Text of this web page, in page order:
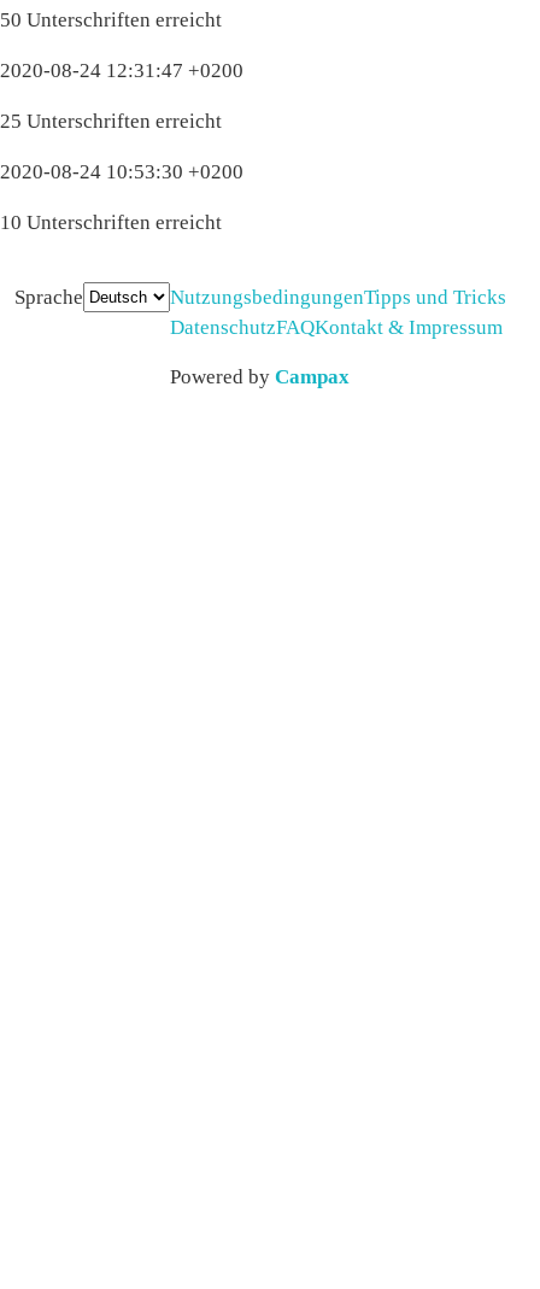
50 Unterschriften erreicht
2020-08-24 12:31:47 +0200
25 Unterschriften erreicht
2020-08-24 10:53:30 +0200
10 Unterschriften erreicht
Sprache NutzungsbedingungenTipps und Tricks
DatenschutzFAQKontakt & Impressum
Powered by Campax